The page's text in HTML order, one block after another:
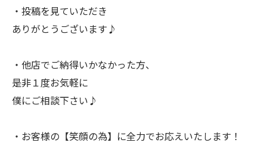
・投稿を見ていただき
ありがとうございます♪
・他店でご納得いかなかった方、
是非１度お気軽に
僕にご相談下さい♪
・お客様の【笑顔の為】に全力でお応えいたします！